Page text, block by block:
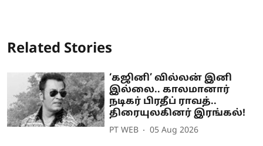
Related Stories
‘கஜினி’ வில்லன் இனி
இல்லை.. காலமானார்
நடிகர் பிரதீப் ராவத்..
திரையுலகினர் இரங்கல்!
PT WEB 05 Aug 2026